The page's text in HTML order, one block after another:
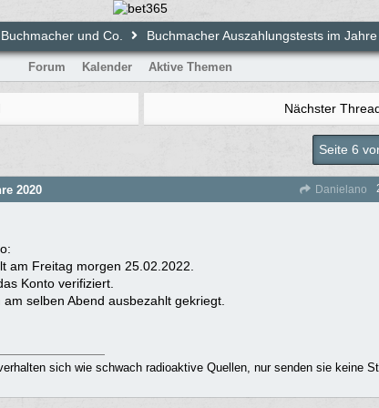
Buchmacher und Co. Buchmacher Auszahlungstests im
Forum Kalender Aktive Themen
Nächster
Seite 6
2020 Danielano
am Freitag morgen 25.02.2022.
Konto verifiziert.
selben Abend ausbezahlt gekriegt.
sich wie schwach radioaktive Quellen, nur senden sie keine